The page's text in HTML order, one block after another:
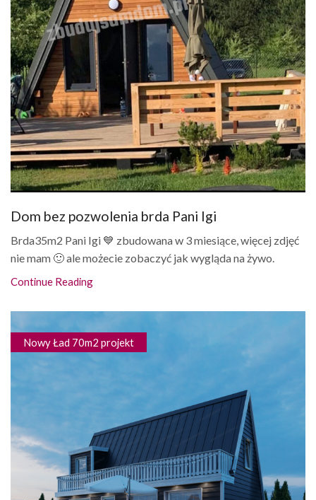
Dom bez pozwolenia brda Pani Igi
Brda35m2 Pani Igi 💙 zbudowana w 3 miesiące, więcej zdjęć
nie mam 🙂 ale możecie zobaczyć jak wygląda na żywo.
Continue Reading
Nowy Ład 70m2 projekt